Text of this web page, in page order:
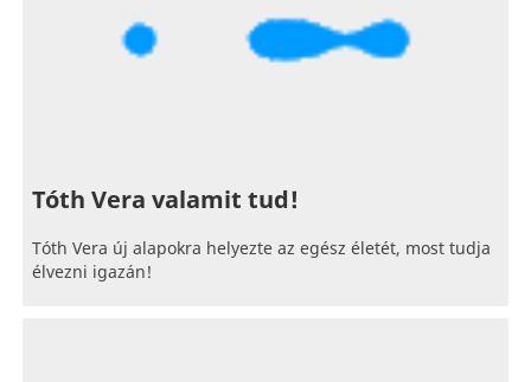
Tóth Vera valamit tud!
Tóth Vera új alapokra helyezte az egész életét, most tudja
élvezni igazán!